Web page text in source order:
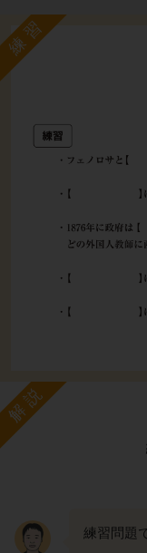
練習
解説
練習問題